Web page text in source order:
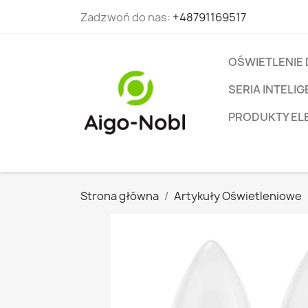
Zadzwoń do nas: +48791169517
OŚWIETLENIE
SERIA
PRODUKTY
Strona główna Artykuły Oświetleniowe